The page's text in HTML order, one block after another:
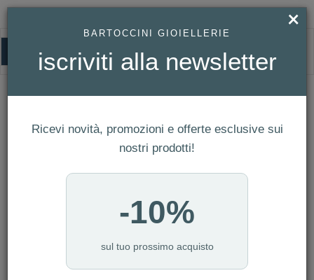
BULOVA
CATEGORIA: BAMBINO
CATEGORIA: DONNA
CATEGORIA: SMARTWATCH
CATEGORIA: UOMO
CATEGORIA: OROLOGI
×
BARTOCCINI GIOIELLERIE
iscriviti alla newsletter
Ricevi novità, promozioni e offerte esclusive sui
nostri prodotti!
-10%
sul tuo prossimo acquisto